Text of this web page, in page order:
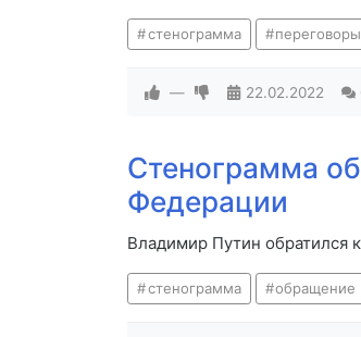
стенограмма переговоры
— 22.02.2022
Стенограмма
Федерации
Владимир Путин обратился
стенограмма обращение